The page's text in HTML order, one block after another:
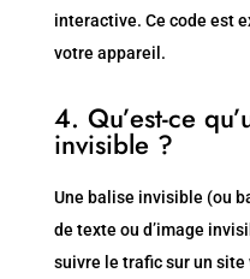
interactive. Ce code est
votre appareil.
4. Qu’est-ce
invisible ?
Une balise invisible (ou
de texte ou d’image
suivre le trafic sur un site